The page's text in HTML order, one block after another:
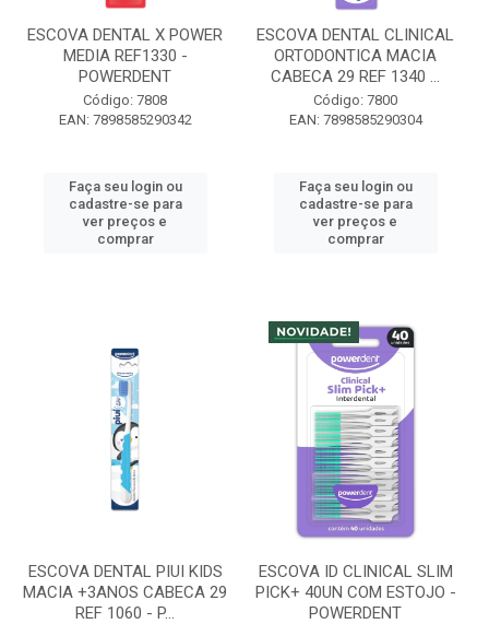
ESCOVA DENTAL X POWER
MEDIA REF1330 -
POWERDENT
Código: 7808
EAN: 7898585290342
Faça seu login ou
cadastre-se para
ver preços e
comprar
ESCOVA DENTAL CLINICAL
ORTODONTICA MACIA
CABECA 29 REF 1340 ...
Código: 7800
EAN: 7898585290304
Faça seu login ou
cadastre-se para
ver preços e
comprar
ESCOVA DENTAL PIUI KIDS
MACIA +3ANOS CABECA 29
REF 1060 - P...
ESCOVA ID CLINICAL SLIM
PICK+ 40UN COM ESTOJO -
POWERDENT